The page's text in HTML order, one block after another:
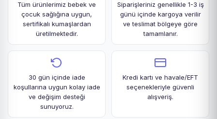
Tüm ürünlerimiz bebek ve
çocuk sağlığına uygun,
sertifikalı kumaşlardan
üretilmektedir.
Siparişleriniz genellikle 1-3 iş
günü içinde kargoya verilir
ve teslimat bölgeye göre
tamamlanır.
30 gün içinde iade
koşullarına uygun kolay iade
ve değişim desteği
sunuyoruz.
Kredi kartı ve havale/EFT
seçenekleriyle güvenli
alışveriş.